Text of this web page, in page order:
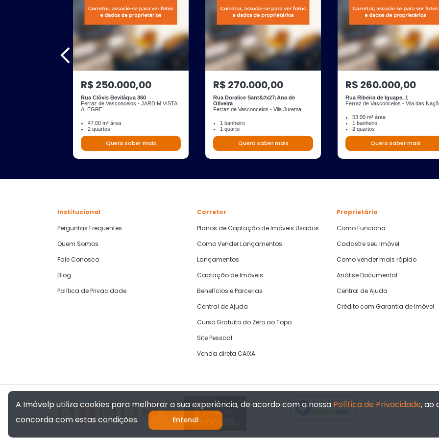
R$ 250.000,00
Rua Clóvis Beviláqua 360
Ferraz de Vasconcelos - JARDIM VISTA
ALEGRE
47.00 m² área
2 quartos
Quero saber mais
R$ 270.000,00
Rua Doralice Sant&#x27;Ana de
Oliveira
Ferraz de Vasconcelos - Vila Jurema
1 banheiro
1 quarto
Quero saber mais
R$ 260.000,00
Rua Ribeira de Iguape, 1
Ferraz de Vasconcelos - Vila das
53.00 m² área
1 banheiro
2 quartos
Quero saber mais
Institucional
Perguntas Frequentes
Quem Somos
Fale Conosco
Blog
Política de Privacidade
Corretor
Planos de Captação de Imóveis Usados
Como Vender Lançamentos
Lançamentos
Captação de Imóveis
Benefícios e Parcerias
Central de Ajuda
Curso Gratuito do Zero ao Topo
Site Pessoal
Venda direta CAIXA
Proprietário
Como Funciona
Cadastre seu Imóvel
Como vender mais rápido
Análise Documental
Central de Ajuda
Crédito com Garantia de Imóvel
Verificada por
A Imóvelp utiliza cookies para melhorar a sua experiência, de acordo com a nossa Política de Privacidade, ao
concorda com estas condições.
Entendi